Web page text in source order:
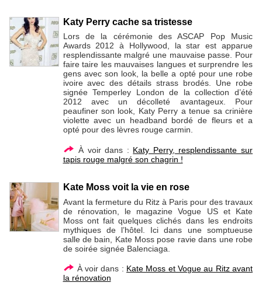
Katy Perry cache sa tristesse
Lors de la cérémonie des ASCAP Pop Music
Awards 2012 à Hollywood, la star est apparue
resplendissante malgré une mauvaise passe. Pour
faire taire les mauvaises langues et surprendre les
gens avec son look, la belle a opté pour une robe
ivoire avec des détails strass brodés. Une robe
signée Temperley London de la collection d’été
2012 avec un décolleté avantageux. Pour
peaufiner son look, Katy Perry a tenue sa crinière
violette avec un headband bordé de fleurs et a
opté pour des lèvres rouge carmin.
À voir dans : Katy Perry, resplendissante sur
tapis rouge malgré son chagrin !
Kate Moss voit la vie en rose
Avant la fermeture du Ritz à Paris pour des travaux
de rénovation, le magazine Vogue US et Kate
Moss ont fait quelques clichés dans les endroits
mythiques de l’hôtel. Ici dans une somptueuse
salle de bain, Kate Moss pose ravie dans une robe
de soirée signée Balenciaga.
À voir dans : Kate Moss et Vogue au Ritz avant
la rénovation